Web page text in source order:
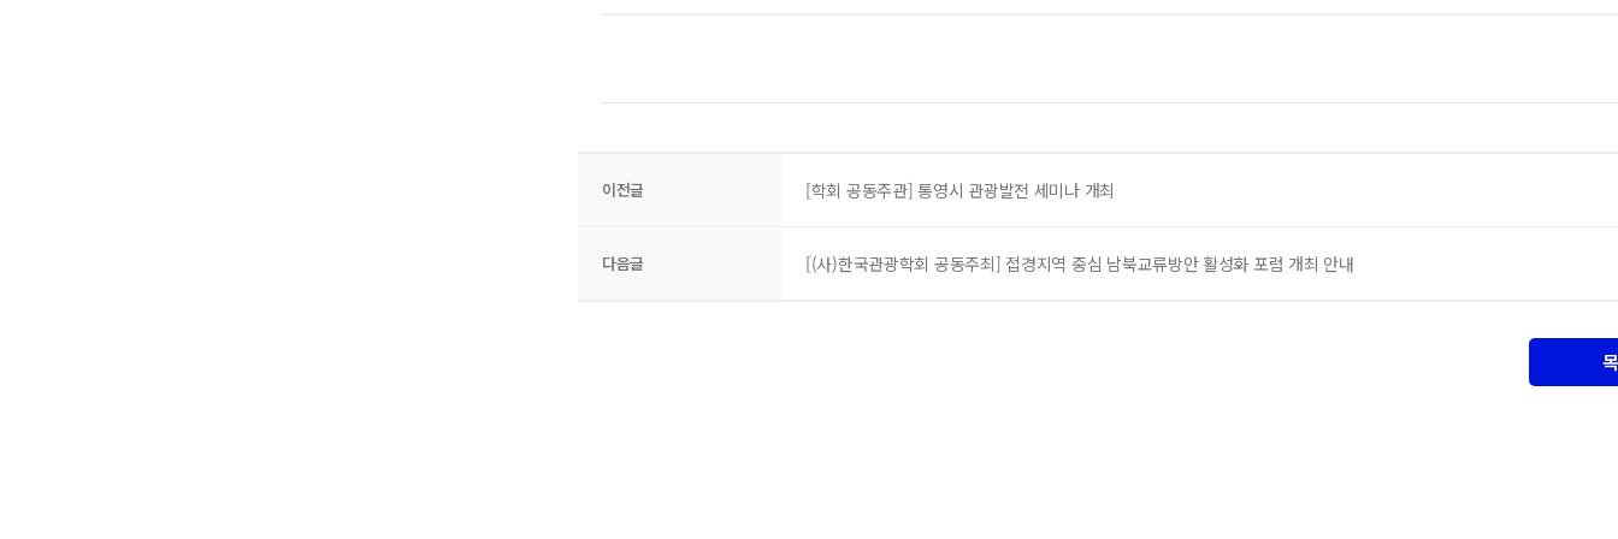
이전글 [학회 공동주관] 통영시 관광발전 세미나 개최
다음글 [(사)한국관광학회 공동주최] 접경지역 중심 남북교류방안 활성화 포럼 개최 안내